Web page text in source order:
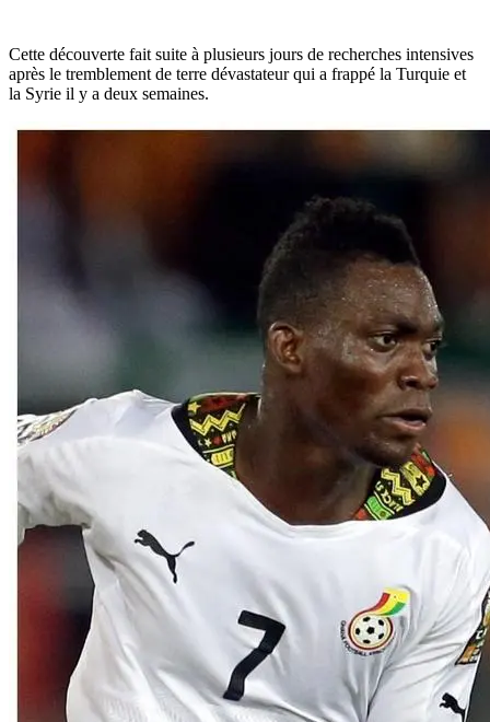
Cette découverte fait suite à plusieurs jours de recherches intensives
après le tremblement de terre dévastateur qui a frappé la Turquie et
la Syrie il y a deux semaines.